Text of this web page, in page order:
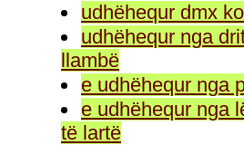
udhëhequr dmx
udhëhequr nga
llambë
e udhëhequr nga
e udhëhequr nga
të lartë